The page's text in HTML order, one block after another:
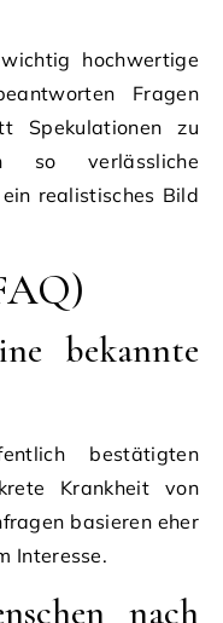
hochwertige
Fragen
Spekulationen zu
so verlässliche
realistisches Bild
bekannte
bestätigten
Krankheit von
basieren eher
Interesse.
nach